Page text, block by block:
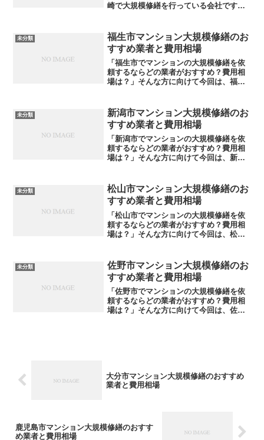
崎で大規模修繕を行っている会社です
のことを考えると、どうしても慎重にな
ります。「本当に株式会社協...
未分類
福生市マンション大規模修繕のお
すすめ業者と費用相場
「福生市でマンションの大規模修繕を依
頼するならどの業者がおすすめ？費用相
場は？」そんな方に向けて今回は、福生
すので、ぜひ参考にしてみてください。
大規模修繕の格安見積もり...
未分類
新潟市マンション大規模修繕のお
すすめ業者と費用相場
「新潟市でマンションの大規模修繕を依
頼するならどの業者がおすすめ？費用相
場は？」そんな方に向けて今回は、新潟
すので、ぜひ参考にしてみてください。
大規模修繕の格安見積もり...
未分類
松山市マンション大規模修繕のお
すすめ業者と費用相場
「松山市でマンションの大規模修繕を依
頼するならどの業者がおすすめ？費用相
場は？」そんな方に向けて今回は、松山
すので、ぜひ参考にしてみてください。
大規模修繕の格安見積もり...
未分類
佐野市マンション大規模修繕のお
すすめ業者と費用相場
「佐野市でマンションの大規模修繕を依
頼するならどの業者がおすすめ？費用相
場は？」そんな方に向けて今回は、佐野
大分市マンション大規模修繕のおすすめ
業者と費用相場
鹿児島市マンション大規模修繕のおすす
め業者と費用相場